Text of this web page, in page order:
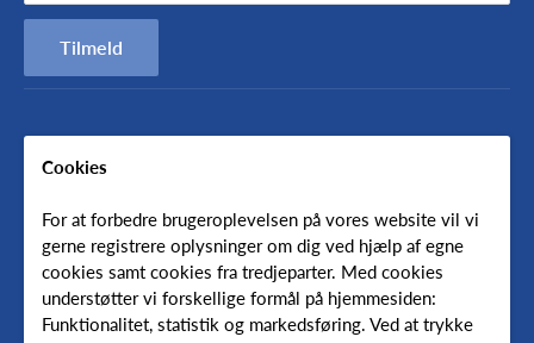
åbningstid.
Ved brug af vagt-telefonen pålægges et tilkaldegebyr på 750,-
Persondatapolitik
Tilmeld
Oversæt
Cookies
For at forbedre brugeroplevelsen på vores website vil vi
gerne registrere oplysninger om dig ved hjælp af egne
cookies samt cookies fra tredjeparter. Med cookies
understøtter vi forskellige formål på hjemmesiden:
Funktionalitet, statistik og markedsføring. Ved at trykke